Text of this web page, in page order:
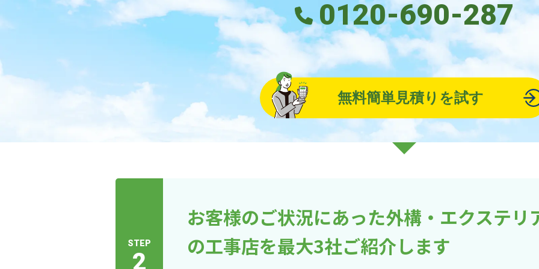
0120-690-287
無料簡単見積りを試す
STEP
2
お客様のご状況にあった外構・エクステリ
の工事店を最大3社ご紹介します